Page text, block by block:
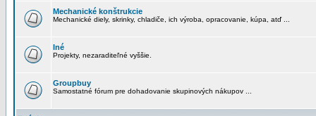
Mechanické konštrukcie
Mechanické diely, skrinky, chladiče, ich výroba, opracovanie, kúpa, atď ...
Iné
Projekty, nezaraditeľné vyššie.
Groupbuy
Samostatné fórum pre dohadovanie skupinových nákupov ...